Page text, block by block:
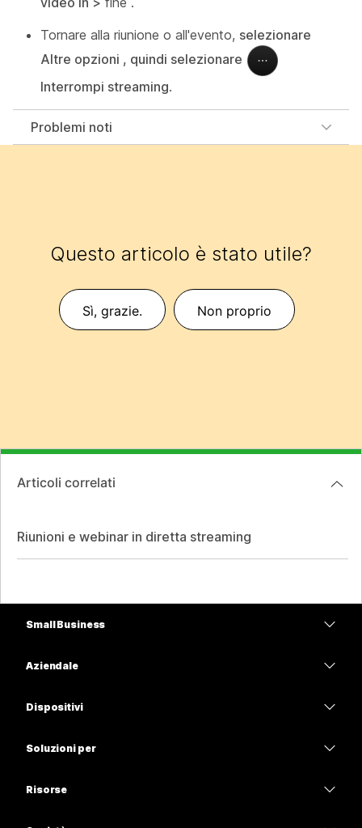
Tornare alla riunione o all'evento, selezionare
Altre opzioni , quindi selezionare
Interrompi streaming.
Problemi noti
Questo articolo è stato utile?
Sì, grazie. Non proprio
Articoli correlati
Riunioni e webinar in diretta streaming
Small Business
Aziendale
Dispositivi
Soluzioni per
Risorse